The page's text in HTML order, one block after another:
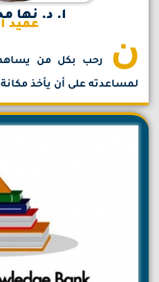
ا. د. نها
عميد
ن رحب بكل من
لمساعدته على أن يأخذ